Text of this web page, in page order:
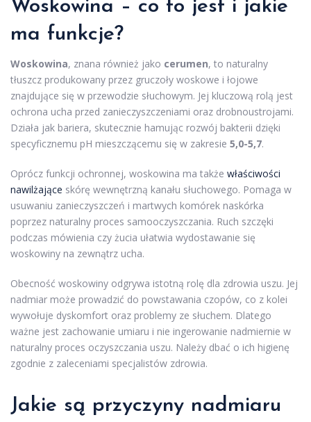
Woskowina – co to jest i jakie
ma funkcje?
Woskowina, znana również jako cerumen, to naturalny
tłuszcz produkowany przez gruczoły woskowe i łojowe
znajdujące się w przewodzie słuchowym. Jej kluczową rolą jest
ochrona ucha przed zanieczyszczeniami oraz drobnoustrojami.
Działa jak bariera, skutecznie hamując rozwój bakterii dzięki
specyficznemu pH mieszczącemu się w zakresie 5,0-5,7.
Oprócz funkcji ochronnej, woskowina ma także właściwości
nawilżające skórę wewnętrzną kanału słuchowego. Pomaga w
usuwaniu zanieczyszczeń i martwych komórek naskórka
poprzez naturalny proces samooczyszczania. Ruch szczęki
podczas mówienia czy żucia ułatwia wydostawanie się
woskowiny na zewnątrz ucha.
Obecność woskowiny odgrywa istotną rolę dla zdrowia uszu. Jej
nadmiar może prowadzić do powstawania czopów, co z kolei
wywołuje dyskomfort oraz problemy ze słuchem. Dlatego
ważne jest zachowanie umiaru i nie ingerowanie nadmiernie w
naturalny proces oczyszczania uszu. Należy dbać o ich higienę
zgodnie z zaleceniami specjalistów zdrowia.
Jakie są przyczyny nadmiaru